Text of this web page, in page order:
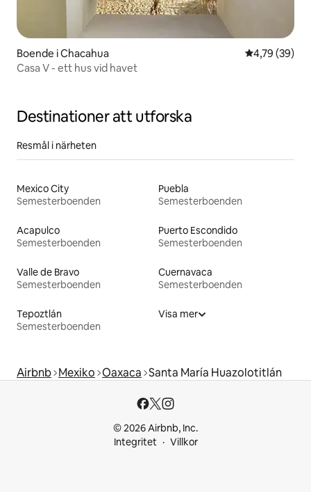
Boende i Chacahua 4,79 av 5 i
4,79 (39)
Casa V - ett hus vid havet
Destinationer att utforska
Resmål i närheten
Mexico City
Semesterboenden
Puebla
Semesterboenden
Acapulco
Semesterboenden
Puerto Escondido
Semesterboenden
Valle de Bravo
Semesterboenden
Cuernavaca
Semesterboenden
Tepoztlán
Semesterboenden
Visa mer
Airbnb Mexiko Oaxaca Santa María Huazolotitlán
© 2026 Airbnb, Inc.
Integritet
Villkor